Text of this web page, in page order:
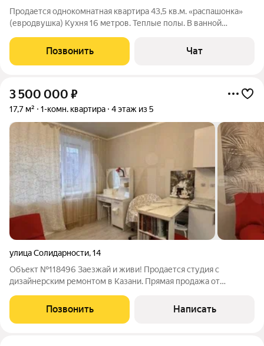
Продается однокомнатная квартира 43,5 кв.м. «рacпaшонкa»
(евродвушка) Кухня 16 метров. Теплые полы. В ванной
домом детские сады, школа, магазины, пекарня, кафе, салоны
красоты, парк и многое
Позвонить Чат
3 500 000 ₽
17,7 м² 1-комн. квартира 4 этаж из 5
улица Солидарности,14
Объект №118496 Заезжай и живи! Продается студия с
дизайнерским ремонтом в Казани. Прямая продажа от
Почему это студия находка? Полностью готова к
жизни.Мебель и техника уже есть. Заезжай и
Позвонить Написать